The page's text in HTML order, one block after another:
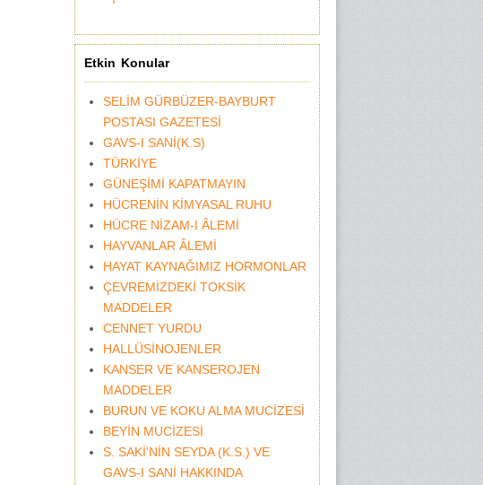
Etkin Konular
SELİM GÜRBÜZER-BAYBURT
POSTASI GAZETESİ
GAVS-I SANİ(K.S)
TÜRKİYE
GÜNEŞİMİ KAPATMAYIN
HÜCRENİN KİMYASAL RUHU
HÜCRE NİZAM-I ÂLEMİ
HAYVANLAR ÂLEMİ
HAYAT KAYNAĞIMIZ HORMONLAR
ÇEVREMİZDEKİ TOKSİK
MADDELER
CENNET YURDU
HALLÜSİNOJENLER
KANSER VE KANSEROJEN
MADDELER
BURUN VE KOKU ALMA MUCİZESİ
BEYİN MUCİZESİ
S. SAKİ'NİN SEYDA (K.S.) VE
GAVS-I SANİ HAKKINDA